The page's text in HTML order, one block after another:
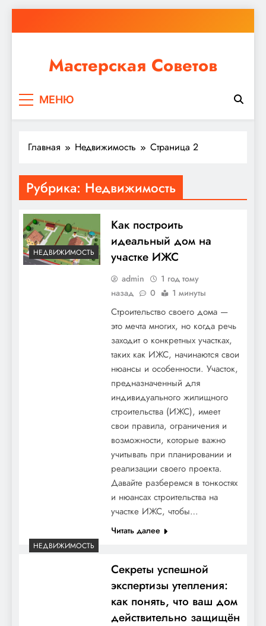
к
Мастерская Советов
ремонт или крупное строительство, в Мастерской
МЕНЮ
Главная Недвижимость Страница 2
Рубрика: Недвижимость
НЕДВИЖИМОСТЬ
Как построить
идеальный дом на
участке ИЖС
admin
1 год тому
назад
0 1 минуты
Строительство своего дома —
это мечта многих, но когда речь
заходит о конкретных участках,
таких как ИЖС, начинаются свои
нюансы и особенности. Участок,
предназначенный для
индивидуального жилищного
строительства (ИЖС), имеет
свои правила, ограничения и
возможности, которые важно
учитывать при планировании и
реализации своего проекта.
Давайте разберемся в тонкостях
и нюансах строительства на
участке ИЖС, чтобы…
Читать далее
НЕДВИЖИМОСТЬ
Секреты успешной
экспертизы утепления:
как понять, что ваш дом
действительно защищён